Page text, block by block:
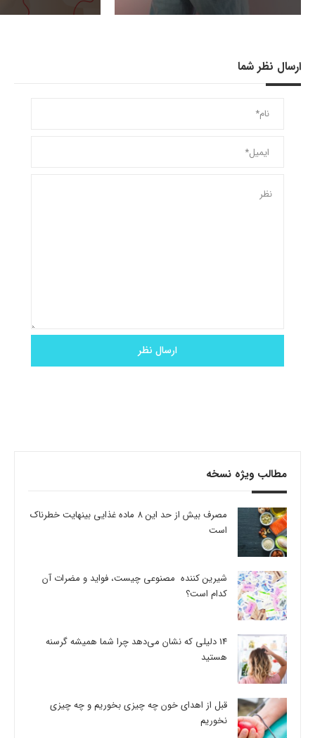
ارسال نظر شما
مطالب ویژه نسخه
مصرف بیش از حد این 8 ماده غذایی بینهایت خطرناک
است
شیرین کننده مصنوعی چیست، فواید و مضرات آن
کدام است؟
14 دلیلی که نشان می‌دهد چرا شما همیشه گرسنه
هستید
قبل از اهدای خون چه چیزی بخوریم و چه چیزی
نخوریم